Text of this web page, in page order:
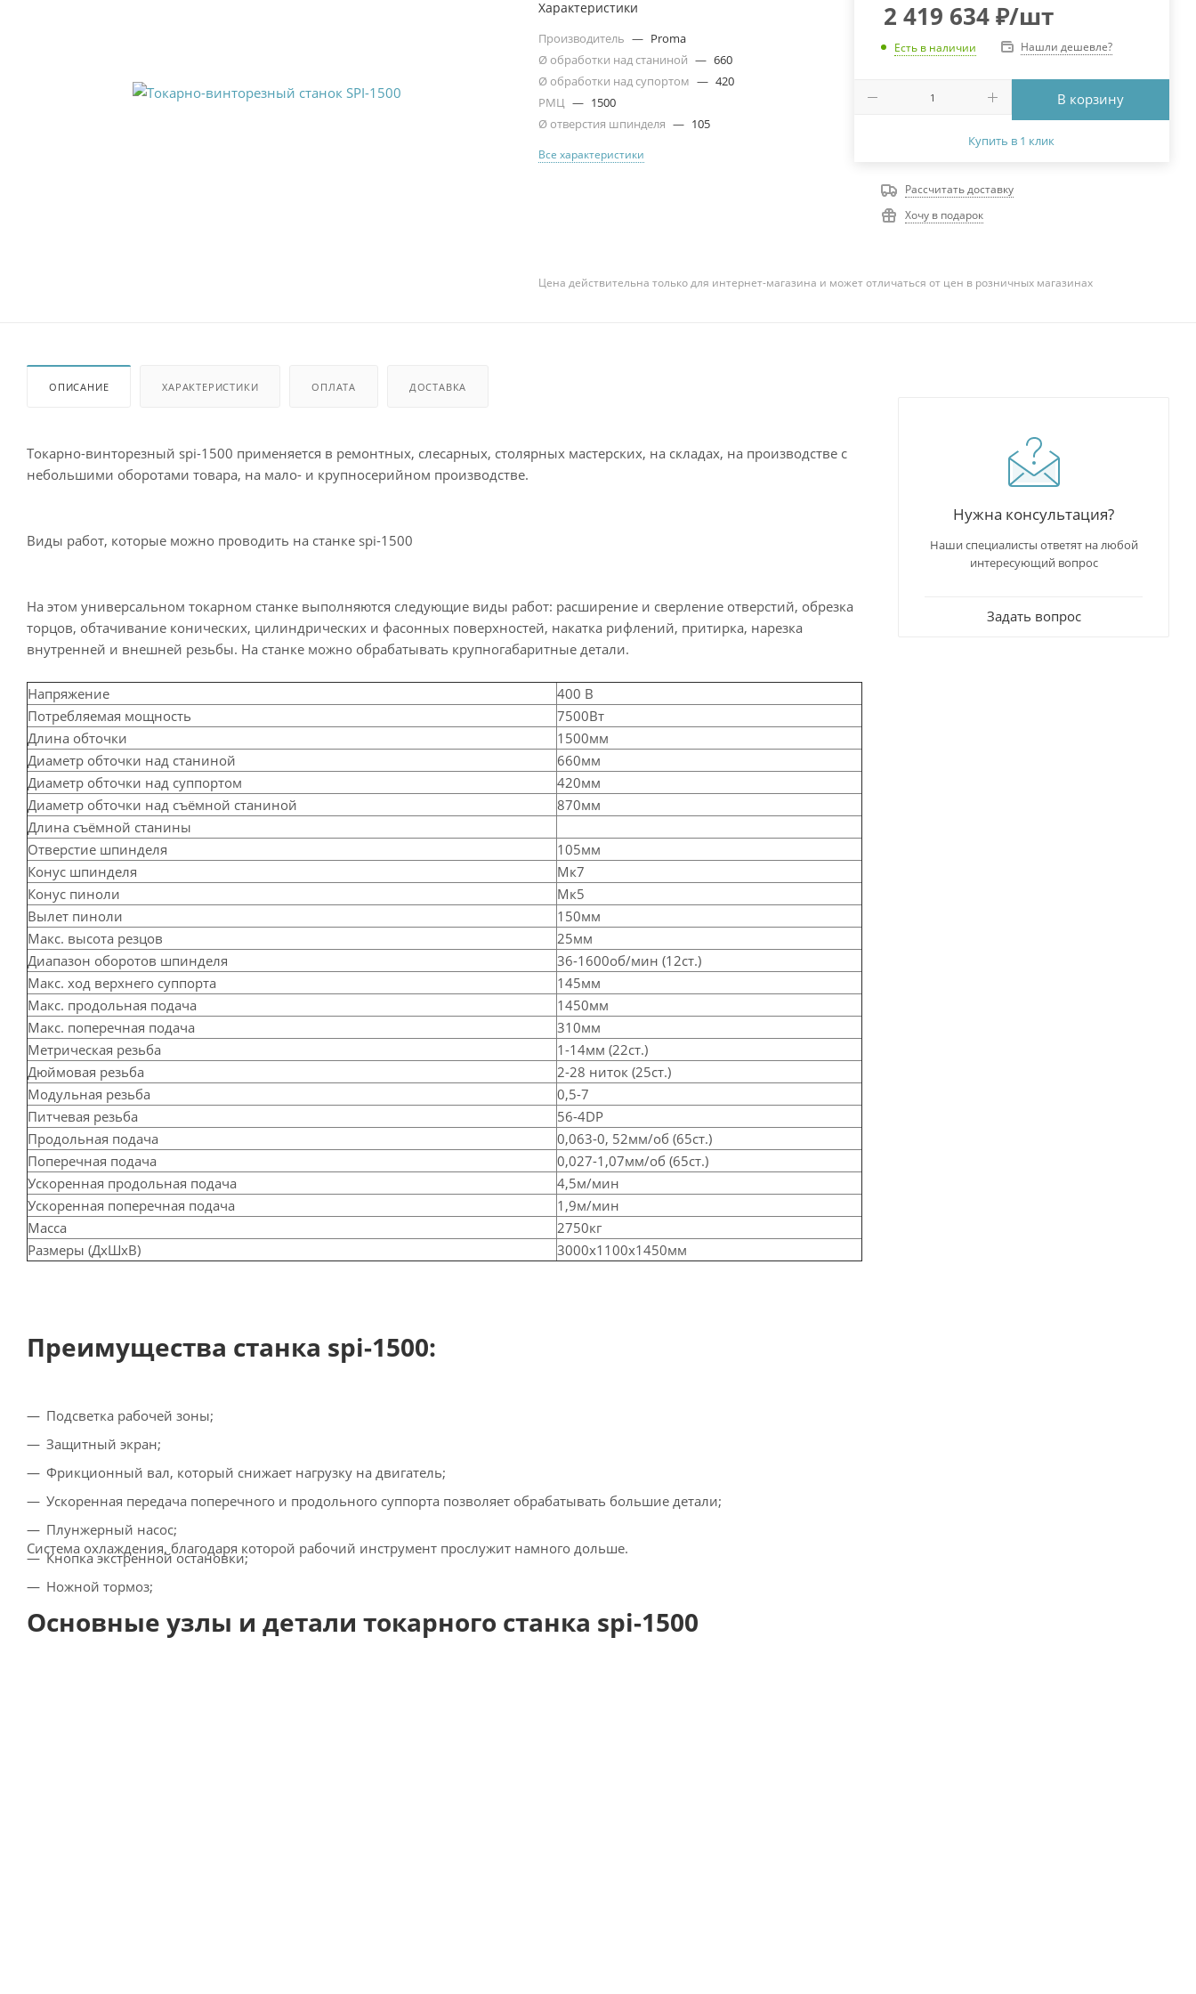
Характеристики
Производитель — Proma
Ø обработки над станиной — 660
Ø обработки над супортом — 420
РМЦ — 1500
Ø отверстия шпинделя — 105
Все характеристики
2 419 634₽/шт
Есть в наличии Нашли дешевле?
В корзину
Купить в 1 клик
Рассчитать доставку
Хочу в подарок
Цена действительна только для интернет-магазина и может отличаться от цен в розничных магазинах
ОПИСАНИЕ ХАРАКТЕРИСТИКИ ОПЛАТА ДОСТАВКА
Токарно-винторезный spi-1500 применяется в ремонтных, слесарных, столярных мастерских, на складах, на производстве с
небольшими оборотами товара, на мало- и крупносерийном производстве.
Виды работ, которые можно проводить на станке spi-1500
На этом универсальном токарном станке выполняются следующие виды работ: расширение и сверление отверстий, обрезка
торцов, обтачивание конических, цилиндрических и фасонных поверхностей, накатка рифлений, притирка, нарезка
внутренней и внешней резьбы. На станке можно обрабатывать крупногабаритные детали.
Напряжение
400 В
Потребляемая мощность
7500Вт
Длина обточки
1500мм
Диаметр обточки над станиной
660мм
Диаметр обточки над суппортом
420мм
Диаметр обточки над съёмной станиной
870мм
Длина съёмной станины
Отверстие шпинделя
105мм
Конус шпинделя
Мк7
Конус пиноли
Мк5
Вылет пиноли
150мм
Макс. высота резцов
25мм
Диапазон оборотов шпинделя
36-1600об/мин (12ст.)
Макс. ход верхнего суппорта
145мм
Макс. продольная подача
1450мм
Макс. поперечная подача
310мм
Метрическая резьба
1-14мм (22ст.)
Дюймовая резьба
2-28 ниток (25ст.)
Модульная резьба
0,5-7
Питчевая резьба
56-4DP
Продольная подача
0,063-0, 52мм/об (65ст.)
Поперечная подача
0,027-1,07мм/об (65ст.)
Ускоренная продольная подача
4,5м/мин
Ускоренная поперечная подача
1,9м/мин
Масса
2750кг
Размеры (ДхШхВ)
3000х1100х1450мм
Преимущества станка spi-1500:
Подсветка рабочей зоны;
Защитный экран;
Фрикционный вал, который снижает нагрузку на двигатель;
Ускоренная передача поперечного и продольного суппорта позволяет обрабатывать большие детали;
Плунжерный насос;
Кнопка экстренной остановки;
Ножной тормоз;
Система охлаждения, благодаря которой рабочий инструмент прослужит намного дольше.
Основные узлы и детали токарного станка spi-1500
Нужна консультация?
Наши специалисты ответят на любой
интересующий вопрос
Задать вопрос